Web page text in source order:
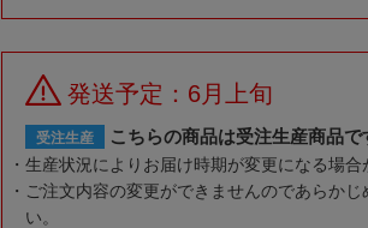
発送予定：6月上旬
受注生産 こちらの商品は受注生産商品で
生産状況によりお届け時期が変更になる場合
ご注文内容の変更ができませんのであらかじ
い。